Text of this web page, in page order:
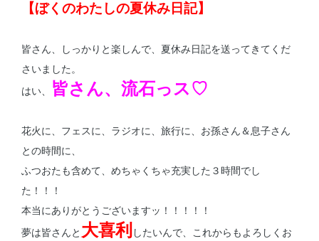
【ぼくのわたしの夏休み日記】
皆さん、しっかりと楽しんで、夏休み日記を送ってきてくだ
さいました。
はい、
皆さん、流石っス♡
花火に、フェスに、ラジオに、旅行に、お孫さん＆息子さん
との時間に、
ふつおたも含めて、めちゃくちゃ充実した３時間でし
た！！！
本当にありがとうございますッ！！！！！
夢は皆さんと 大喜利 したいんで、これからもよろしくお